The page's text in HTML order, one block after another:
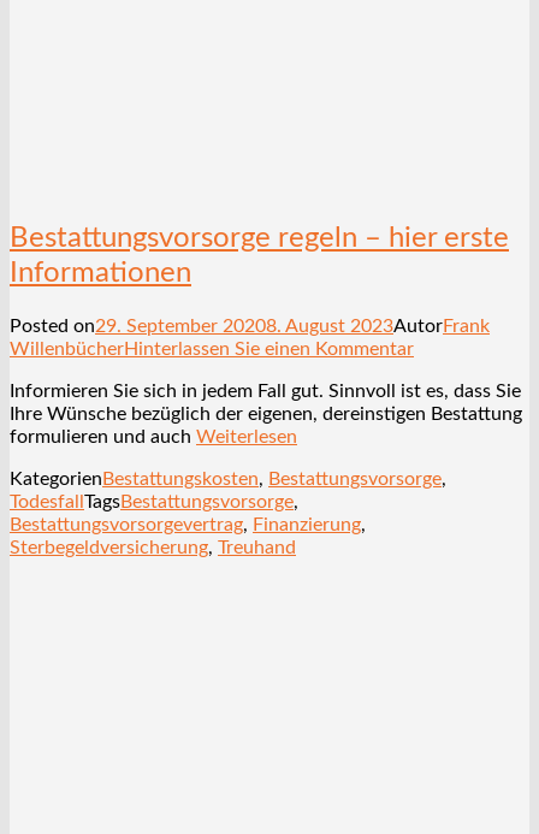
Bestattungsvorsorge regeln – hier erste
Informationen
Posted on29. September 20208. August 2023AutorFrank
WillenbücherHinterlassen Sie einen Kommentar
Informieren Sie sich in jedem Fall gut. Sinnvoll ist es, dass Sie
Ihre Wünsche bezüglich der eigenen, dereinstigen Bestattung
formulieren und auch Weiterlesen
Kategorien Bestattungskosten, Bestattungsvorsorge,
Todesfall TagsBestattungsvorsorge,
Bestattungsvorsorgevertrag, Finanzierung,
Sterbegeldversicherung, Treuhand